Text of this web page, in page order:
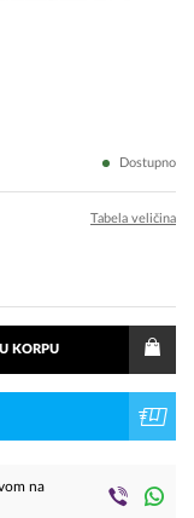
Dostupno
Tabela veličina
KORPU
na